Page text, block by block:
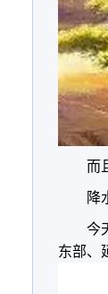
而
降
今
东部、